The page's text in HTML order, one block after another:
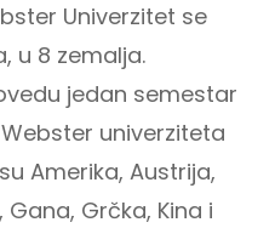
Univerzitet se
u 8 zemalja.
jedan semestar
univerziteta
Amerika, Austrija,
Grčka, Kina i